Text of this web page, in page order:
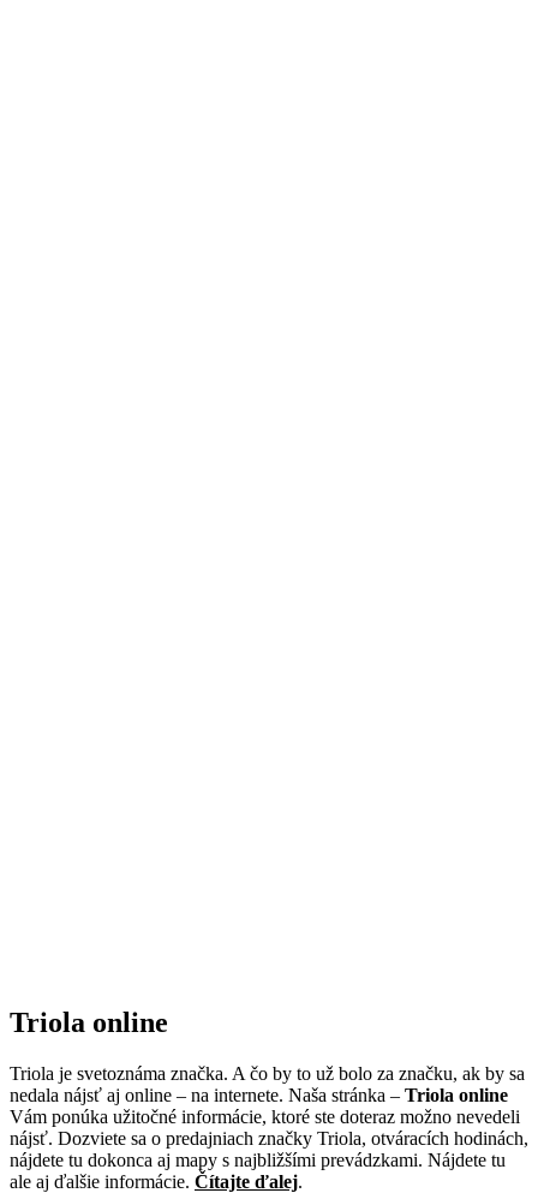
Triola online
Triola je svetoznáma značka. A čo by to už bolo za značku, ak by sa
nedala nájsť aj online – na internete. Naša stránka – Triola online
Vám ponúka užitočné informácie, ktoré ste doteraz možno nevedeli
nájsť. Dozviete sa o predajniach značky Triola, otváracích hodinách,
nájdete tu dokonca aj mapy s najbližšími prevádzkami. Nájdete tu
ale aj ďalšie informácie. Čítajte ďalej.